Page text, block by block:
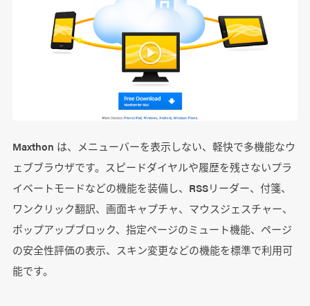
Maxthon は、メニューバーを表示しない、軽快で多機能なウ
ェブブラウザです。スピードダイヤルや履歴を残さないプラ
イベートモードなどの機能を装備し、RSSリーダー、付箋、
ワンクリック翻訳、画面キャプチャ、マウスジェスチャー、
ポップアップブロック、指定ページのミュート機能、ページ
の安全性評価の表示、スキン変更などの機能を標準で利用可
能です。